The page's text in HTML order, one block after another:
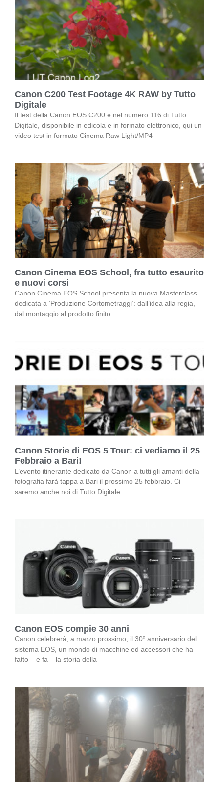
Canon C200 Test Footage 4K RAW by Tutto
Digitale
Il test della Canon EOS C200 è nel numero 116 di Tutto
Digitale, disponibile in edicola e in formato elettronico, qui un
video test in formato Cinema Raw Light/MP4
Canon Cinema EOS School, fra tutto esaurito
e nuovi corsi
Canon Cinema EOS School presenta la nuova Masterclass
dedicata a ‘Produzione Cortometraggi’: dall’idea alla regia,
dal montaggio al prodotto finito
Canon Storie di EOS 5 Tour: ci vediamo il 25
Febbraio a Bari!
L’evento itinerante dedicato da Canon a tutti gli amanti della
fotografia farà tappa a Bari il prossimo 25 febbraio. Ci
saremo anche noi di Tutto Digitale
Canon EOS compie 30 anni
Canon celebrerà, a marzo prossimo, il 30º anniversario del
sistema EOS, un mondo di macchine ed accessori che ha
fatto – e fa – la storia della